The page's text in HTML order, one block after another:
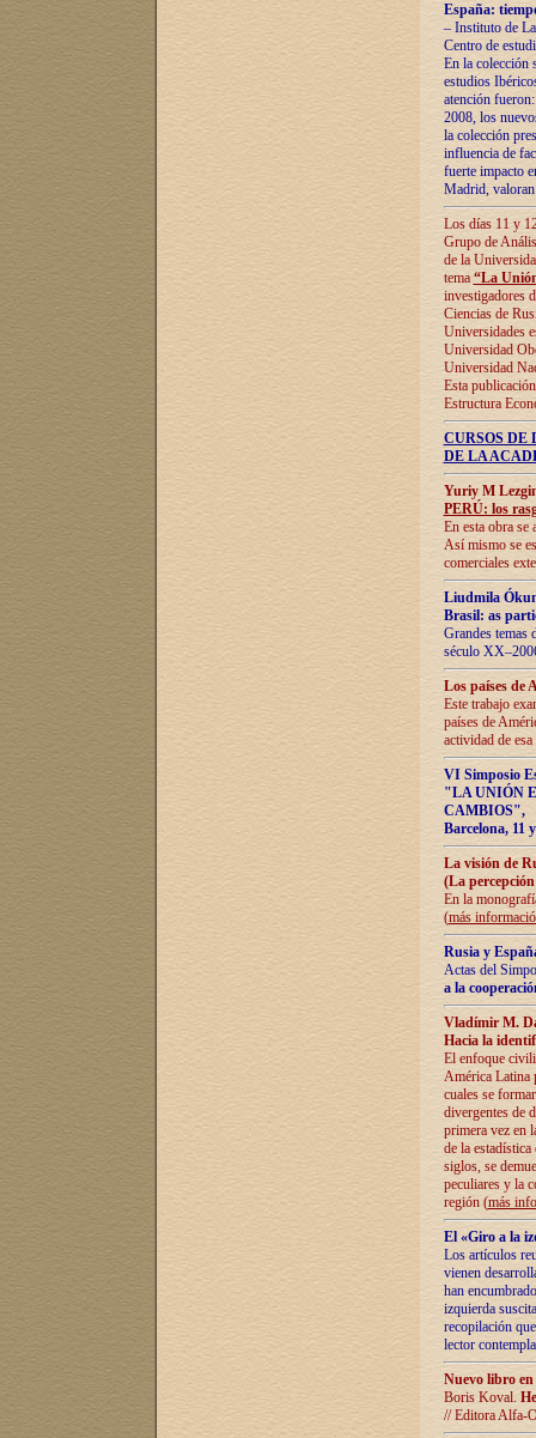
España:
– Instituto de
Centro de
En la colección
estudios
atención
2008, los
la colección
influencia de
fuerte impacto
Madrid,
Los días 11 y
Grupo de
de la
tema “La
investigadores
Ciencias de
Universidades
Universidad
Universidad
Esta
Estructura
CURSOS
DE LA
Yuriy M
PERÚ: los
En esta obra se
Así mismo se
comerciales
Liudmila
Brasil: as
Grandes temas
século
Los países de
Este trabajo
países de
actividad de
VI Simposio
"LA UNIÓN
CAMBIOS",
Barcelona, 11
La visión de
(La
En la
(más
Rusia y
Actas del
a la
Vladímir M.
Hacia la
El enfoque
América Latina
cuales se
divergentes de
primera vez en
de la
siglos, se
peculiares y la
región (más
El «Giro a la
Los artículos
vienen
han
izquierda
recopilación
lector
Nuevo libro
Boris Koval.
// Editora Alfa-